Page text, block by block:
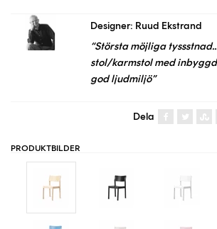
Designer: Ruud Ekstrand
“Största möjliga
stol/karmstol med
god ljudmiljö”
Dela
PRODUKTBILDER